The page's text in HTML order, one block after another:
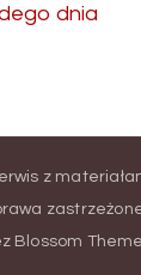
dnia
z
Blossom